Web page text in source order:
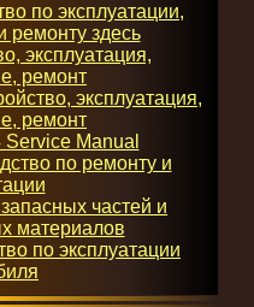
по эксплуатации,
ремонту здесь
эксплуатация,
ремонт
эксплуатация,
ремонт
Manual
по ремонту и
частей и
материалов
по эксплуатации